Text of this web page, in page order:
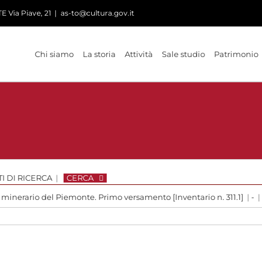
Via Piave, 21 | as-to@cultura.gov.it
Chi siamo La storia Attività Sale studio Patrimonio
DI RICERCA | CERCA
del Piemonte. Primo versamento [Inventario n. 311.1] | - |